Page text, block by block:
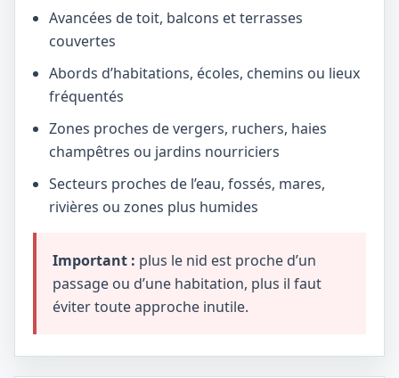
Avancées de toit, balcons et terrasses
couvertes
Abords d’habitations, écoles, chemins ou lieux
fréquentés
Zones proches de vergers, ruchers, haies
champêtres ou jardins nourriciers
Secteurs proches de l’eau, fossés, mares,
rivières ou zones plus humides
Important : plus le nid est proche d’un
passage ou d’une habitation, plus il faut
éviter toute approche inutile.